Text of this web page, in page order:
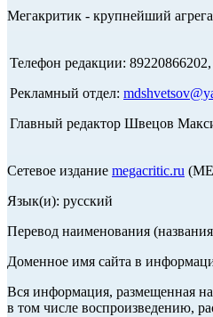
Мегакритик - крупнейший
Телефон редакции:
Рекламный отдел:
Главный редактор Швецов
Сетевое издание megacritic.ru
Язык(и): русский
Перевод наименования
Доменное имя сайта в
Вся информация, размещенная
в том числе воспроизведению,